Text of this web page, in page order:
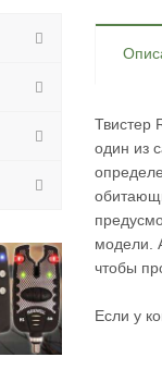
Твистер
один из
модели.
чтобы
Если у